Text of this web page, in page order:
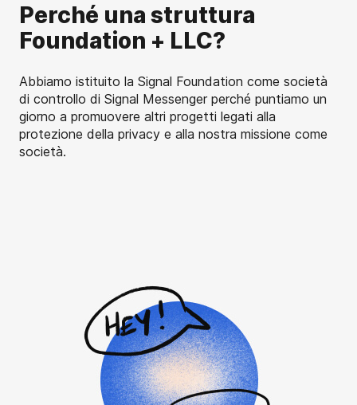
Perché una struttura
Foundation + LLC?
Abbiamo istituito la Signal Foundation come società
di controllo di Signal Messenger perché puntiamo un
giorno a promuovere altri progetti legati alla
protezione della privacy e alla nostra missione come
società.